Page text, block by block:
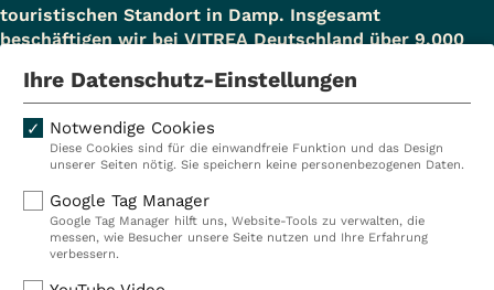
touristischen Standort in Damp. Insgesamt
beschäftigen wir bei VITREA Deutschland über 9.000
Kliniken
Ambulant
Reha
Prävention
Karriere
VITREA Deutschland
Ihre Datenschutz-Einstellungen
Notwendige Cookies
Diese Cookies sind für die einwandfreie Funktion und das Design
unserer Seiten nötig. Sie speichern keine personenbezogenen Daten.
Google Tag Manager
Google Tag Manager hilft uns, Website-Tools zu verwalten, die
messen, wie Besucher unsere Seite nutzen und Ihre Erfahrung
verbessern.